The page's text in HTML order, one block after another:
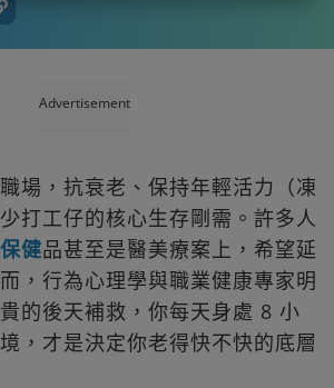
Advertisement
場，抗衰老、保持年輕活力（凍
打工仔的核心生存剛需。許多人
保健品甚至是醫美療案上，希望延
，行為心理學與職業健康專家明
的後天補救，你每天身處 8 小
，才是決定你老得快不快的底層